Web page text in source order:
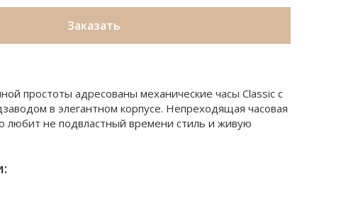
Заказать
простоты адресованы механические часы Classic с
в элегантном корпусе. Непреходящая часовая
любит не подвластный времени стиль и живую